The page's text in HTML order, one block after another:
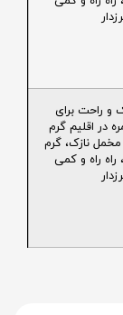
و راحت برای
در اقلیم گرم
مخمل نازک، گرم
راه راه و کمی